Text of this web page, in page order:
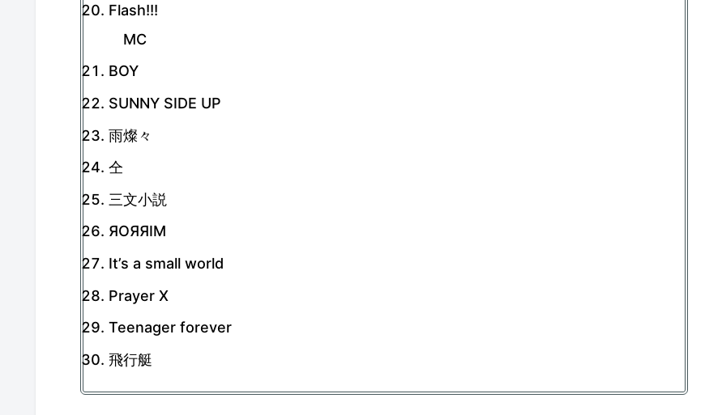
Flash!!!
MC
BOY
SUNNY SIDE UP
雨燦々
仝
三文小説
ЯOЯЯIM
It’s a small world
Prayer X
Teenager forever
飛行艇